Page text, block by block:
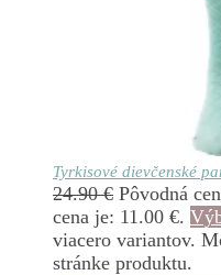
Tyrkisové dievčenské
24.90€ Pôvodná
cena je: 11.00 €.
viacero variantov.
stránke produktu.